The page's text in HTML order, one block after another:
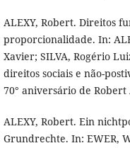
ALEXY, Robert. Direitos
proporcionalidade. In:
Xavier; SILVA, Rogério
direitos sociais e não-
70° aniversário de Robert
ALEXY, Robert. Ein
Grundrechte. In: EWER,